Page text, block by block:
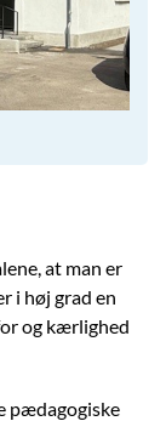
at man er
i høj grad en
og kærlighed
pædagogiske